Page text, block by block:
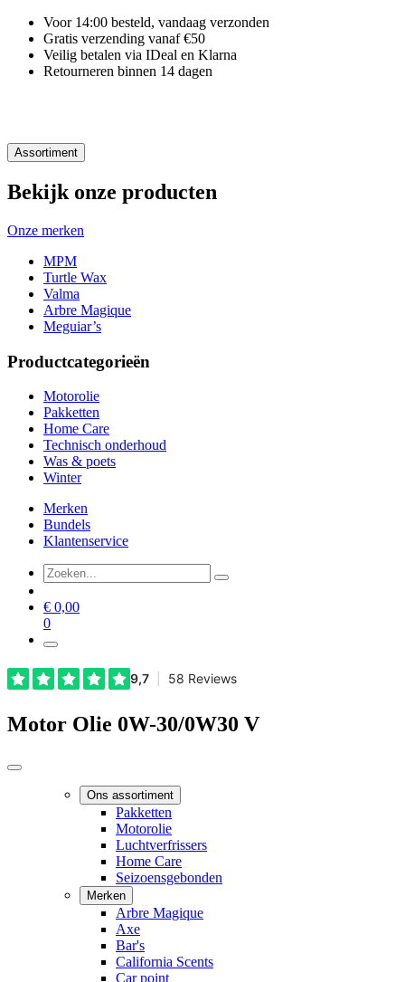
Voor 14:00 besteld, vandaag verzonden
Gratis verzending vanaf €50
Veilig betalen via IDeal en Klarna
Retourneren binnen 14 dagen
Assortiment
Bekijk onze producten
Onze merken
MPM
Turtle Wax
Valma
Arbre Magique
Meguiar’s
Productcategorieën
Motorolie
Pakketten
Home Care
Technisch onderhoud
Was & poets
Winter
Merken
Bundels
Klantenservice
€ 0,00
0
Motor Olie 0W-30/0W30 V
Ons assortiment
Pakketten
Motorolie
Luchtverfrissers
Home Care
Seizoensgebonden
Merken
Arbre Magique
Axe
Bar's
California Scents
Car point